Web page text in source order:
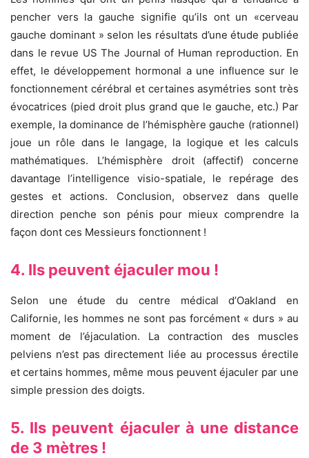
pencher vers la gauche signifie qu’ils ont un «cerveau
gauche dominant » selon les résultats d’une étude publiée
dans le revue US The Journal of Human reproduction. En
effet, le développement hormonal a une influence sur le
fonctionnement cérébral et certaines asymétries sont très
évocatrices (pied droit plus grand que le gauche, etc.) Par
exemple, la dominance de l’hémisphère gauche (rationnel)
joue un rôle dans le langage, la logique et les calculs
mathématiques. L’hémisphère droit (affectif) concerne
davantage l’intelligence visio-spatiale, le repérage des
gestes et actions. Conclusion, observez dans quelle
direction penche son pénis pour mieux comprendre la
façon dont ces Messieurs fonctionnent !
4. Ils peuvent éjaculer mou !
Selon une étude du centre médical d’Oakland en
Californie, les hommes ne sont pas forcément « durs » au
moment de l’éjaculation. La contraction des muscles
pelviens n’est pas directement liée au processus érectile
et certains hommes, même mous peuvent éjaculer par une
simple pression des doigts.
5. Ils peuvent éjaculer à une distance
de 3 mètres !